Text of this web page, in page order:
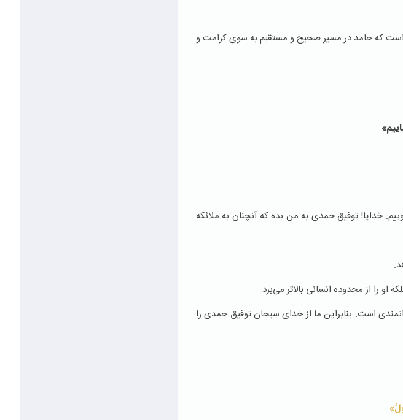
كه حامد در مسیر صحیح و مستقیم به سوی كرامت و
خدایا! توفیق حمدی به من بده كه آنچنان به ملائكه
را از محدوده انسانی بالاتر می‌برد.
است. بنابراین ما از خدای سبحان توفیق حمدی را